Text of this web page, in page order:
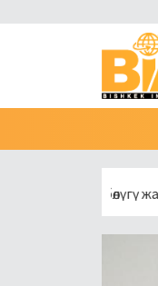
бөлүгү жабылат